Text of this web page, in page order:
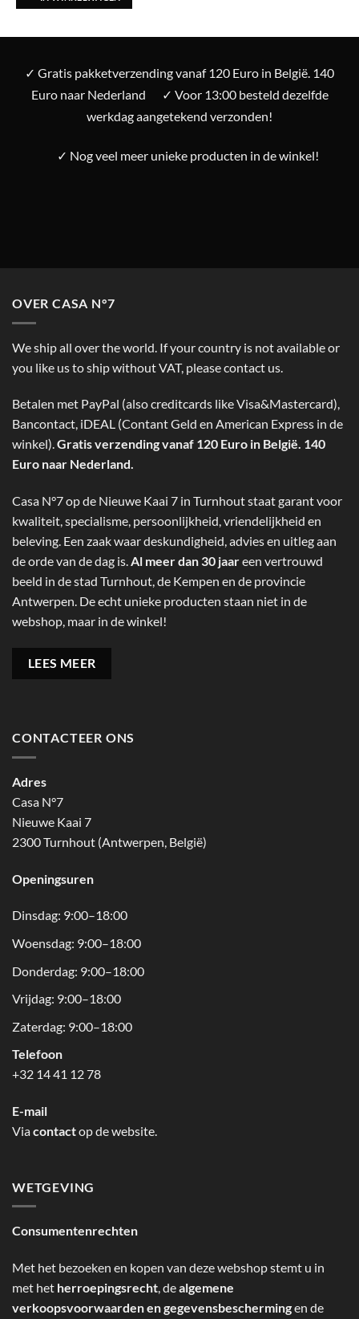
✓ Gratis pakketverzending vanaf 120 Euro in België. 140
Euro naar Nederland
✓ Voor 13:00 besteld dezelfde
werkdag aangetekend verzonden!
✓ Nog veel meer unieke producten in de winkel!
OVER CASA N°7
We ship all over the world. If your country is not available or
you like us to ship without VAT, please contact us.
Betalen met PayPal (also creditcards like Visa&Mastercard),
Bancontact, iDEAL (Contant Geld en American Express in de
winkel).Gratis verzending vanaf 120 Euro in België. 140
Euro naar Nederland.
Casa N°7 op de Nieuwe Kaai 7 in Turnhout staat garant voor
kwaliteit, specialisme, persoonlijkheid, vriendelijkheid en
beleving. Een zaak waar deskundigheid, advies en uitleg aan
de orde van de dag is.Al meer dan 30 jaareen vertrouwd
beeld in de stad Turnhout, de Kempen en de provincie
Antwerpen. De echt unieke producten staan niet in de
webshop, maar in de winkel!
LEES MEER
CONTACTEER ONS
Adres
Casa N°7
Nieuwe Kaai 7
2300 Turnhout (Antwerpen, België)
Openingsuren
Dinsdag: 9:00–18:00
Woensdag: 9:00–18:00
Donderdag: 9:00–18:00
Vrijdag: 9:00–18:00
Zaterdag: 9:00–18:00
Telefoon
+32 14 41 12 78
E-mail
Viacontactop de website.
WETGEVING
Consumentenrechten
Met het bezoeken en kopen van deze webshop stemt u in
met het herroepingsrecht, dealgemene
verkoopsvoorwaarden en gegevensbeschermingen de